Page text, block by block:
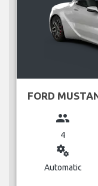
FORD
group
4
miscellaneous_services
Automatic